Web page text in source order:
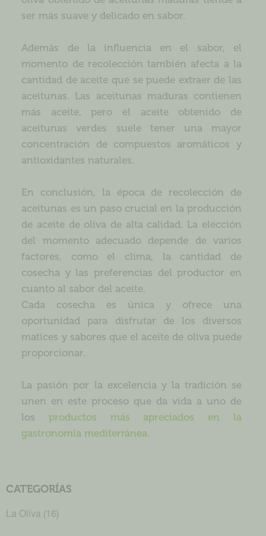
ser más suave y delicado en sabor.
Además de la influencia en el sabor, el
momento de recolección también afecta a la
cantidad de aceite que se puede extraer de las
aceitunas. Las aceitunas maduras contienen
más aceite, pero el aceite obtenido de
aceitunas verdes suele tener una mayor
concentración de compuestos aromáticos y
antioxidantes naturales.
En conclusión, la época de recolección de
aceitunas es un paso crucial en la producción
de aceite de oliva de alta calidad. La elección
del momento adecuado depende de varios
factores, como el clima, la cantidad de
cosecha y las preferencias del productor en
cuanto al sabor del aceite.
Cada cosecha es única y ofrece una
oportunidad para disfrutar de los diversos
matices y sabores que el aceite de oliva puede
proporcionar.
La pasión por la excelencia y la tradición se
unen en este proceso que da vida a uno de
losproductos más apreciados en la
gastronomía mediterránea.
CATEGORÍAS
La Oliva (16)